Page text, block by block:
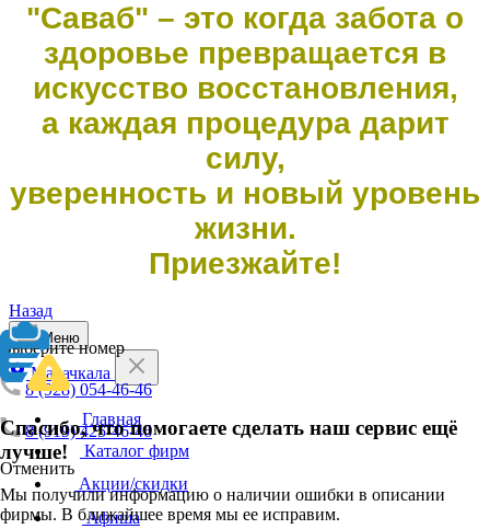
"Саваб" – это когда забота о
здоровье превращается в
искусство восстановления,
а каждая процедура дарит
силу,
уверенность и новый уровень
жизни.
Приезжайте!
Назад
Выберите номер
8 (928) 054-46-46
8 (919) 425-46-46
Отменить
Спасибо, что помогаете сделать наш сервис ещё
лучше!
Мы получили информацию о наличии ошибки в описании
фирмы. В ближайшее время мы ее исправим.
Меню
Махачкала
Главная
Каталог фирм
Акции/скидки
Афиша